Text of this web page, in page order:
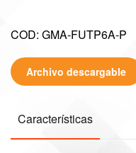
COD: GMA-FUTP6A-P
Archivo descargable
Características